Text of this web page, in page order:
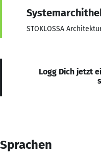
STOKLOSSA
Logg Dich jetzt
Sprachen